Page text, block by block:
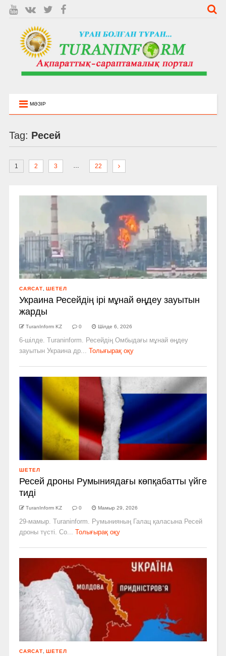
МӘЗІР
Tag: Ресей
1 2 3 22
САЯСАТ ШЕТЕЛ
Украина Ресейдің ірі мұнай өңдеу зауытын
жарды
TuranInform KZ 0 Шілде 6, 2026
6-шілде. Turaninform. Ресейдің Омбыдағы мұнай өңдеу
зауытын Украина др...
Толығырақ оқу
ШЕТЕЛ
Ресей дроны Румыниядағы көпқабатты үйге
тиді
TuranInform KZ 0 Мамыр 29, 2026
29-мамыр. Turaninform. Румынияның Галац қаласына Ресей
дроны түсті. Со...
Толығырақ оқу
САЯСАТ ШЕТЕЛ